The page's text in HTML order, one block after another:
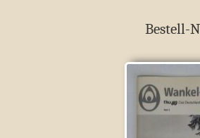
Bestell-